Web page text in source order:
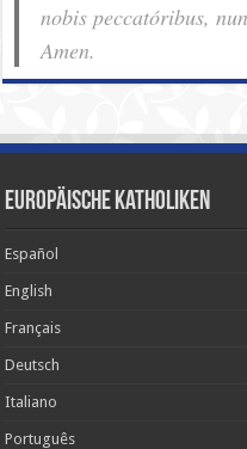
nobis pec­ca­tóribus,
Amen.
Europäische Katholiken
Español
English
Français
Deutsch
Italiano
Português